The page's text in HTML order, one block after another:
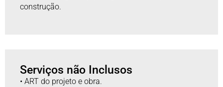
construção.
Serviços não Inclusos
• ART do projeto e obra.